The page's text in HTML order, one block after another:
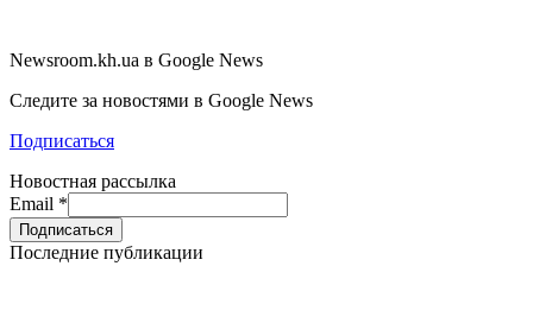
Newsroom.kh.ua в Google News
Следите за новостями в Google News
Подписаться
Новостная рассылка
Email *
Последние публикации